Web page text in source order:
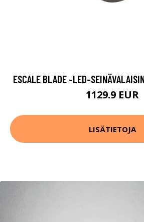
ESCALE BLADE -LED-
1129.9 EUR
LISÄTIETOJA